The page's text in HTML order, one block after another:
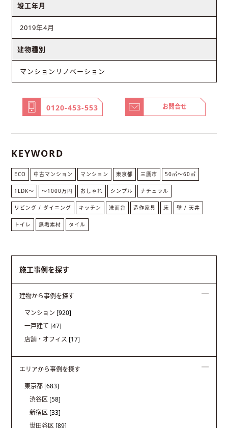
竣工年月
2019年4月
建物種別
マンションリノベーション
0120-453-553 お問合せ
KEYWORD
ECO 中古マンション マンション 東京都 三鷹市 50㎡〜60㎡
1LDK〜 〜1000万円 おしゃれ シンプル ナチュラル
リビング / ダイニング キッチン 洗面台 造作家具 床 壁 / 天井
トイレ 無垢素材 タイル
施工事例を探す
建物から事例を探す
マンション [920]
一戸建て [47]
店舗・オフィス [17]
エリアから事例を探す
東京都 [683]
渋谷区 [58]
新宿区 [33]
世田谷区 [89]